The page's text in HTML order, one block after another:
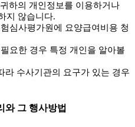
하의 개인정보를 이용하거나
지 않습니다.
심사평가원에 요양급여비용 청
요한 경우 특정 개인을 알아볼
라 수사기관의 요구가 있는 경우
와 그 행사방법